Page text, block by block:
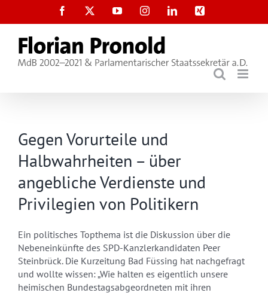
Facebook YouTubeInstagramLinkedInXing
Gegen Vorurteile und
Halbwahrheiten – über
angebliche Verdienste und
Privilegien von Politikern
Ein politisches Topthema ist die Diskussion über die
Nebeneinkünfte des SPD-Kanzlerkandidaten Peer
Steinbrück. Die Kurzeitung Bad Füssing hat nachgefragt
und wollte wissen: „Wie halten es eigentlich unsere
heimischen Bundestagsabgeordneten mit ihren